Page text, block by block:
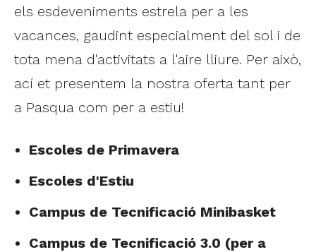
els esdeveniments estrela per a les
vacances, gaudint especialment del sol i de
tota mena d'activitats a l'aire lliure. Per això,
ací et presentem la nostra oferta tant per
a Pasqua com per a estiu!
Escoles de Primavera
Escoles d'Estiu
Campus de Tecnificació Minibasket
Campus de Tecnificació 3.0 (per a